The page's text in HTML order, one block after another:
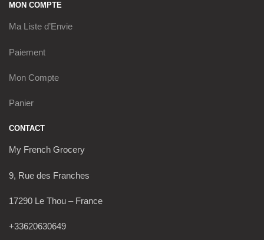
MON COMPTE
Ma Liste d’Envie
Paiement
Mon Compte
Panier
CONTACT
My French Grocery
9, Rue des Franches
17290 Le Thou – France
+33620630649